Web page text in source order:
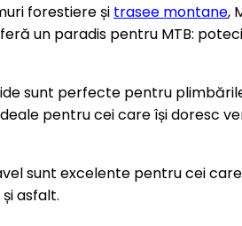
forestiere și trasee montane,
un paradis pentru MTB:
sunt perfecte pentru
pentru cei care își doresc
sunt excelente pentru cei
asfalt.